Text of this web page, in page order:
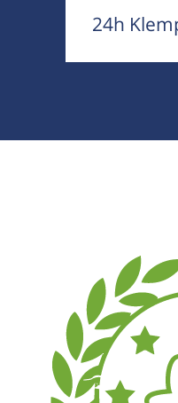
24h